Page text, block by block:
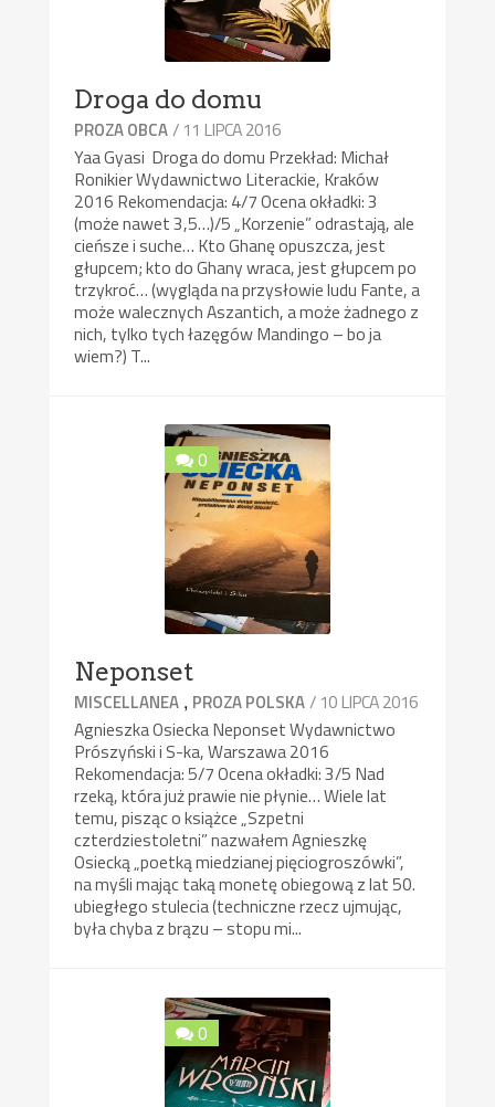
Droga do domu
PROZA OBCA/ 11 LIPCA 2016
Yaa Gyasi Droga do domu Przekład: Michał
Ronikier Wydawnictwo Literackie, Kraków
2016 Rekomendacja: 4/7 Ocena okładki: 3
(może nawet 3,5…)/5 „Korzenie” odrastają, ale
cieńsze i suche… Kto Ghanę opuszcza, jest
głupcem; kto do Ghany wraca, jest głupcem po
trzykroć… (wygląda na przysłowie ludu Fante, a
może walecznych Aszantich, a może żadnego z
nich, tylko tych łazęgów Mandingo – bo ja
wiem?) T...
0
Neponset
MISCELLANEA , PROZA POLSKA/ 10 LIPCA 2016
Agnieszka Osiecka Neponset Wydawnictwo
Prószyński i S-ka, Warszawa 2016
Rekomendacja: 5/7 Ocena okładki: 3/5 Nad
rzeką, która już prawie nie płynie… Wiele lat
temu, pisząc o książce „Szpetni
czterdziestoletni” nazwałem Agnieszkę
Osiecką „poetką miedzianej pięciogroszówki”,
na myśli mając taką monetę obiegową z lat 50.
ubiegłego stulecia (techniczne rzecz ujmując,
była chyba z brązu – stopu mi...
0